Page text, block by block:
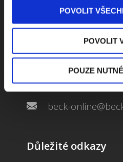
POVOLIT
POVOLIT
POUZE
Kontaktuje nás
Jungmannova
+420 733 661 882
beck-
Důležité odkazy